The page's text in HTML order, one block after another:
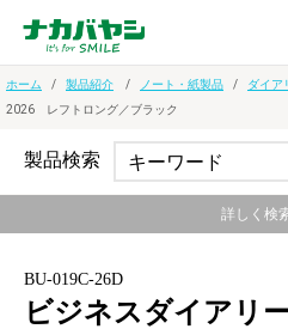
ホーム 製品紹介 ノート・紙製品 ダイア
2026 レフトロング／ブラック
BU-019C-26D
ビジネスダイアリ
製品検索
詳しく検